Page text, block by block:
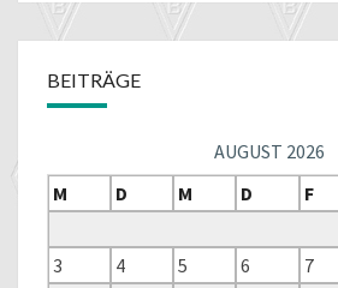
BEITRÄGE
AUGUST 2026
M
D M D F
3
4 5 6 7